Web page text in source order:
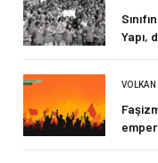
Yapı,
VOLKAN